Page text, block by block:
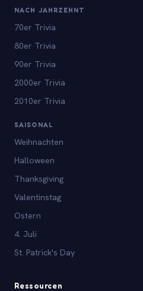
NACH JAHRZEHNT
70er Trivia
80er Trivia
90er Trivia
2000er Trivia
2010er Trivia
SAISONAL
Weihnachten
Halloween
Thanksgiving
Valentinstag
Ostern
4. Juli
St. Patrick's Day
Ressourcen